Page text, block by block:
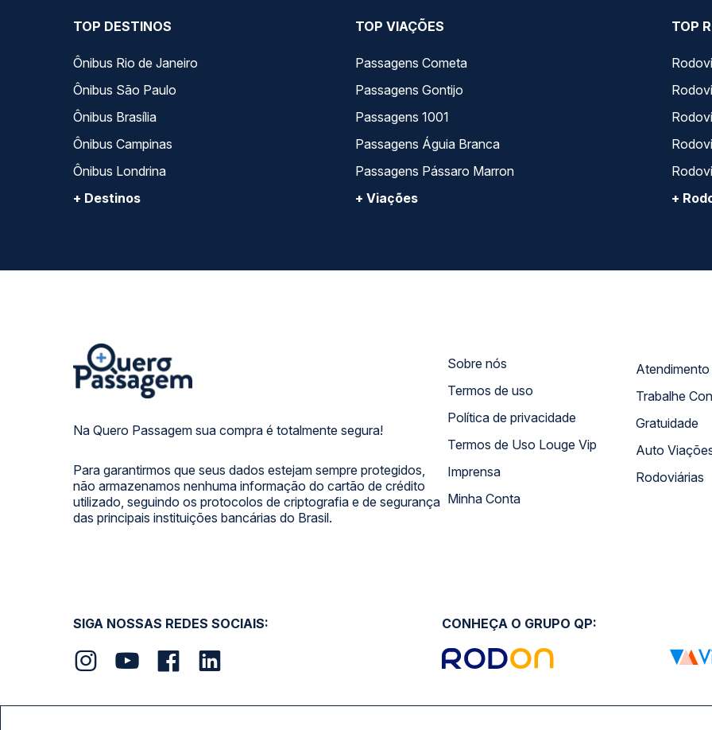
TOP DESTINOS
Ônibus Rio de Janeiro
Ônibus São Paulo
Ônibus Brasília
Ônibus Campinas
Ônibus Londrina
+ Destinos
TOP VIAÇÕES
Passagens Cometa
Passagens Gontijo
Passagens 1001
Passagens Águia Branca
Passagens Pássaro Marron
+ Viações
TOP
+
Na Quero Passagem sua compra é totalmente segura!
Para garantirmos que seus dados estejam sempre protegidos,
não armazenamos nenhuma informação do cartão de crédito
utilizado, seguindo os protocolos de criptografia e de segurança
das principais instituições bancárias do Brasil.
Sobre nós
Termos de uso
Política de privacidade
Termos de Uso Louge Vip
Imprensa
Minha Conta
Trabalhe
Gratuidade
Auto
Rodoviárias
SIGA NOSSAS REDES SOCIAIS: CONHEÇA O GRUPO QP: